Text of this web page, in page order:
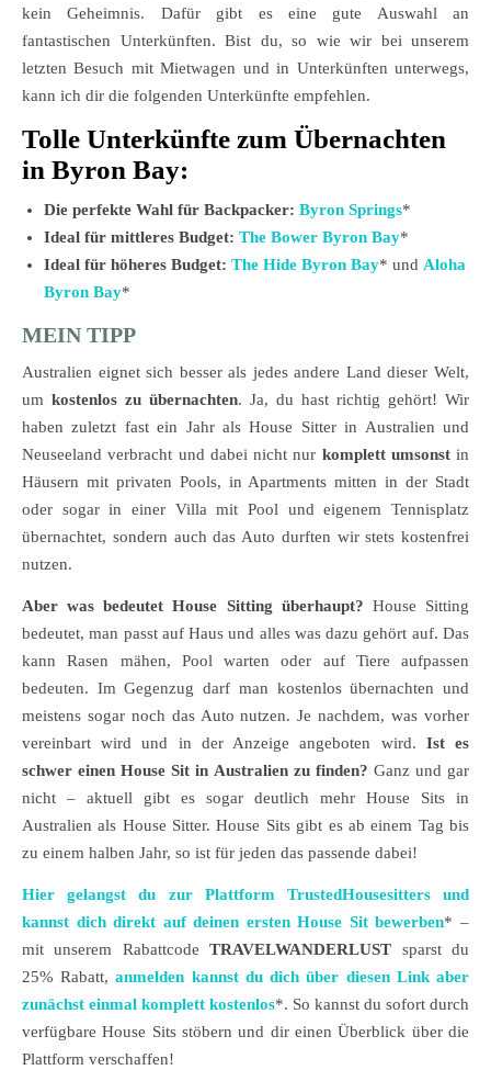
kein Geheimnis. Dafür gibt es eine gute Auswahl an
fantastischen Unterkünften. Bist du, so wie wir bei unserem
letzten Besuch mit Mietwagen und in Unterkünften unterwegs,
kann ich dir die folgenden Unterkünfte empfehlen.
Tolle Unterkünfte zum Übernachten
in Byron Bay:
Die perfekte Wahl für Backpacker: Byron Springs*
Ideal für mittleres Budget: The Bower Byron Bay*
Ideal für höheres Budget: The Hide Byron Bay* und Aloha
Byron Bay*
MEIN TIPP
Australien eignet sich besser als jedes andere Land dieser Welt,
um kostenlos zu übernachten. Ja, du hast richtig gehört! Wir
haben zuletzt fast ein Jahr als House Sitter in Australien und
Neuseeland verbracht und dabei nicht nur komplett umsonstin
Häusern mit privaten Pools, in Apartments mitten in der Stadt
oder sogar in einer Villa mit Pool und eigenem Tennisplatz
übernachtet, sondern auch das Auto durften wir stets kostenfrei
nutzen.
Aber was bedeutet House Sitting überhaupt? House Sitting
bedeutet, man passt auf Haus und alles was dazu gehört auf. Das
kann Rasen mähen, Pool warten oder auf Tiere aufpassen
bedeuten. Im Gegenzug darf man kostenlos übernachten und
meistens sogar noch das Auto nutzen. Je nachdem, was vorher
vereinbart wird und in der Anzeige angeboten wird. Ist es
schwer einen House Sit in Australien zu finden? Ganz und gar
nicht – aktuell gibt es sogar deutlich mehr House Sits in
Australien als House Sitter. House Sits gibt es ab einem Tag bis
zu einem halben Jahr, so ist für jeden das passende dabei!
Hier gelangst du zur Plattform TrustedHousesitters und
kannst dich direkt auf deinen ersten House Sit bewerben* –
mit unserem RabattcodeTRAVELWANDERLUST sparst du
25% Rabatt,anmelden kannst du dich über diesen Link aber
zunächst einmal komplett kostenlos*. So kannst du sofort durch
verfügbare House Sits stöbern und dir einen Überblick über die
Plattform verschaffen!